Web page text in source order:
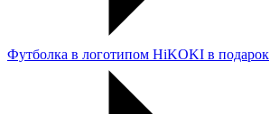
Футболка в логотипом HiKOKI в подарок